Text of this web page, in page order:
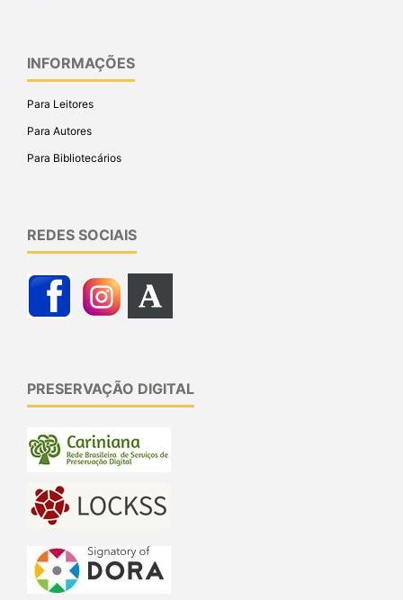
INFORMAÇÕES
Para Leitores
Para Autores
Para Bibliotecários
REDES SOCIAIS
PRESERVAÇÃO DIGITAL